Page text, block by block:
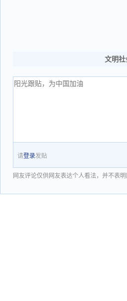
文明社
请登录发贴
网友评论仅供网友表达个人看法，并不表